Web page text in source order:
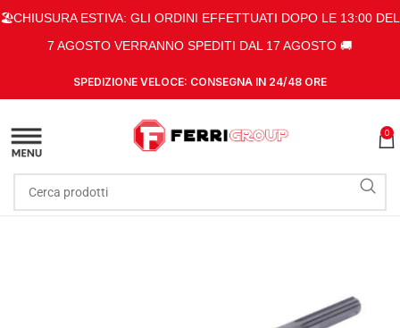
🏖️CHIUSURA ESTIVA: GLI ORDINI EFFETTUATI DOPO LE 13:00 DEL
7 AGOSTO VERRANNO SPEDITI DAL 17 AGOSTO 🚚
SPEDIZIONE VELOCE: CONSEGNA IN 24/48 ORE
0